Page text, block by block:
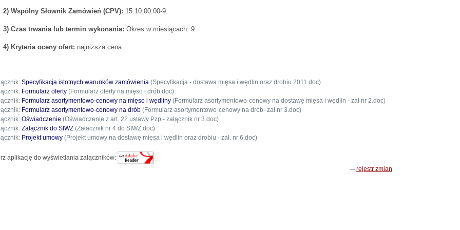
2) Wspólny Słownik Zamówień (CPV): 15.10.00.00-9.
3) Czas trwania lub termin wykonania: Okres w miesiącach: 9.
4) Kryteria oceny ofert: najniższa cena.
Specyfikacja istotnych warunków zamówienia (Specyfikacja - dostawa mięsa i wędlin oraz drobiu 2011.doc)
Formularz oferty (Formularz oferty na mięso i drób.doc)
Formularz asortymentowo-cenowy na mięso i wędliny (Formularz asortymentowo-cenowy na dostawę mięsa i wędlin - zał nr 2.doc)
Formularz asortymentowo-cenowy na drób (Formularz asortymentowo-cenowy na drób- zał nr 3.doc)
Oświadczenie (Oświadczenie z art. 22 ustawy Pzp - załącznik nr 3.doc)
Załącznik do SIWZ (Załacznik nr 4 do SIWZ.doc)
Projekt umowy (Projekt umowy na dostawę mięsa i wędlin oraz drobiu - zał. nr 6.doc)
aplikację do wyświetlania załączników:
rejestr zmian